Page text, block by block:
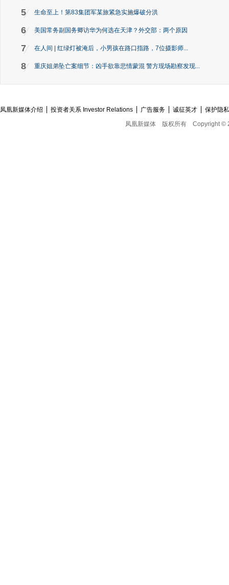
5 生命至上！第83集团军某旅紧急实施爆破分洪
6 美国常务副国务卿访华为何选在天津？外交部：两个原因
7 在人间 | 红绿灯被淹后，小男孩在路口指路，7位摄影师...
8 重庆姐弟坠亡案细节：凶手欲靠悲情蒙混 警方现场勘察发现...
凤凰新媒体介绍 投资者关系 Investor Relations 广告服务 诚征英才
保护隐
凤凰新媒体
版权所有 Copyright ©